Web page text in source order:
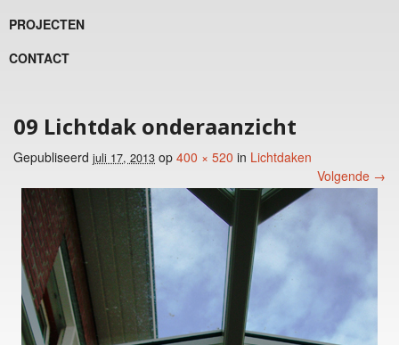
PROJECTEN
CONTACT
09 Lichtdak onderaanzicht
Gepubliseerd juli 17, 2013 op 400 × 520 in Lichtdaken
Foto menu Volgende →